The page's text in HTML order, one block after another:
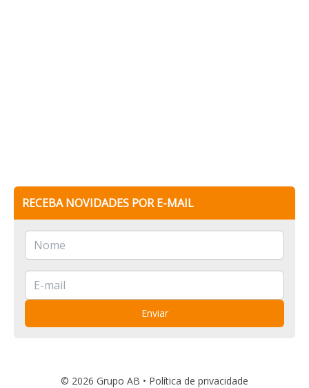
RECEBA NOVIDADES POR E-MAIL
Enviar
© 2026 Grupo AB • Política de privacidade